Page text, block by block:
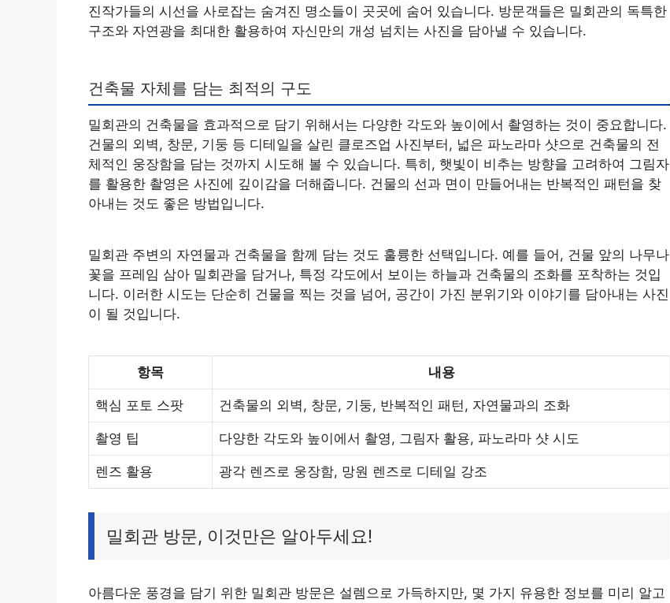
진작가들의 시선을 사로잡는 숨겨진 명소들이 곳곳에 숨어 있습니다. 방문객들은 밀회관의 독특한
구조와 자연광을 최대한 활용하여 자신만의 개성 넘치는 사진을 담아낼 수 있습니다.
건축물 자체를 담는 최적의 구도
밀회관의 건축물을 효과적으로 담기 위해서는 다양한 각도와 높이에서 촬영하는 것이 중요합니다.
건물의 외벽, 창문, 기둥 등 디테일을 살린 클로즈업 사진부터, 넓은 파노라마 샷으로 건축물의 전
체적인 웅장함을 담는 것까지 시도해 볼 수 있습니다. 특히, 햇빛이 비추는 방향을 고려하여 그림자
를 활용한 촬영은 사진에 깊이감을 더해줍니다. 건물의 선과 면이 만들어내는 반복적인 패턴을 찾
아내는 것도 좋은 방법입니다.
밀회관 주변의 자연물과 건축물을 함께 담는 것도 훌륭한 선택입니다. 예를 들어, 건물 앞의 나무나
꽃을 프레임 삼아 밀회관을 담거나, 특정 각도에서 보이는 하늘과 건축물의 조화를 포착하는 것입
니다. 이러한 시도는 단순히 건물을 찍는 것을 넘어, 공간이 가진 분위기와 이야기를 담아내는 사진
이 될 것입니다.
항목 내용
핵심 포토 스팟 건축물의 외벽, 창문, 기둥, 반복적인 패턴, 자연물과의 조화
촬영 팁 다양한 각도와 높이에서 촬영, 그림자 활용, 파노라마 샷 시도
렌즈 활용 광각 렌즈로 웅장함, 망원 렌즈로 디테일 강조
밀회관 방문, 이것만은 알아두세요!
아름다운 풍경을 담기 위한 밀회관 방문은 설렘으로 가득하지만, 몇 가지 유용한 정보를 미리 알고